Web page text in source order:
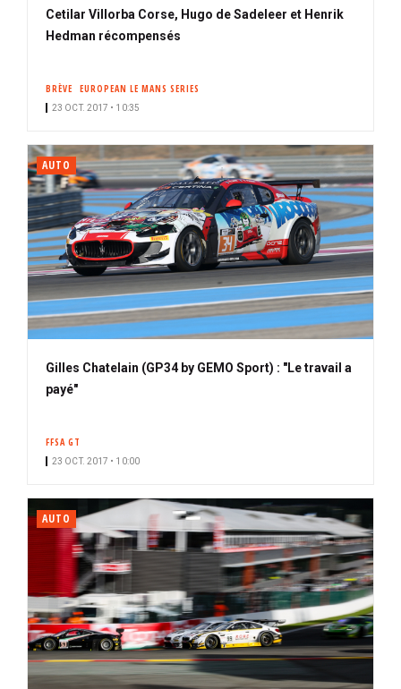
Cetilar Villorba Corse, Hugo de Sadeleer et Henrik
Hedman récompensés
BRÈVE EUROPEAN LE MANS SERIES
23 OCT. 2017 • 10:35
AUTO
Gilles Chatelain (GP34 by GEMO Sport) : "Le travail a
payé"
FFSA GT
23 OCT. 2017 • 10:00
AUTO